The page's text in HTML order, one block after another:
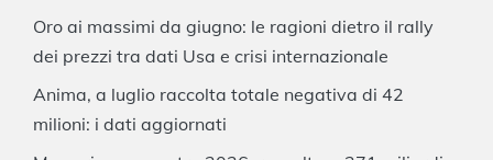
Oro ai massimi da giugno: le ragioni dietro il rally
dei prezzi tra dati Usa e crisi internazionale
Anima, a luglio raccolta totale negativa di 42
milioni: i dati aggiornati